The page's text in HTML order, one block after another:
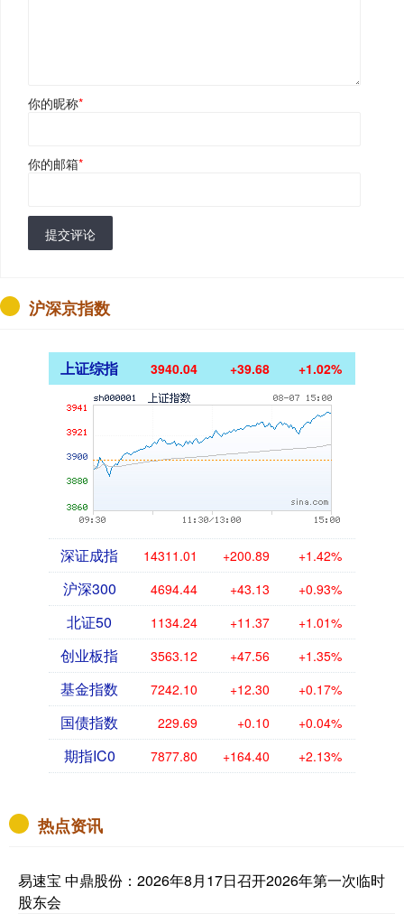
你的昵称*
你的邮箱*
提交评论
沪深京指数
上证综指 3940.04 +39.68 +1.02%
深证成指 14311.01 +200.89 +1.42%
沪深300 4694.44 +43.13 +0.93%
北证50 1134.24 +11.37 +1.01%
创业板指 3563.12 +47.56 +1.35%
基金指数 7242.10 +12.30 +0.17%
国债指数 229.69 +0.10 +0.04%
期指IC0 7877.80 +164.40 +2.13%
热点资讯
易速宝 中鼎股份：2026年8月17日召开2026年第一次临时
股东会